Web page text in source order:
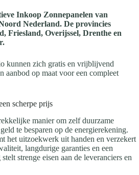
Inkoop Zonnepanelen van
Nederland. De provincies
Friesland, Overijssel, Drenthe en
kunnen zich gratis en vrijblijvend
aanbod op maat voor een compleet
scherpe prijs
manier om zelf duurzame
te besparen op de energierekening.
het uitzoekwerk uit handen en verzekert
langdurige garanties en een
strenge eisen aan de leveranciers en